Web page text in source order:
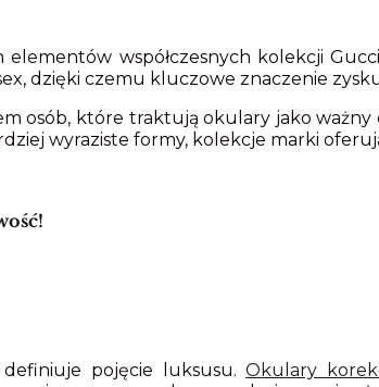
współczesnych kolekcji
dzięki czemu kluczowe znaczenie
osób, które traktują okulary jako
wyraziste formy, kolekcje marki
pojęcie luksusu.Okulary